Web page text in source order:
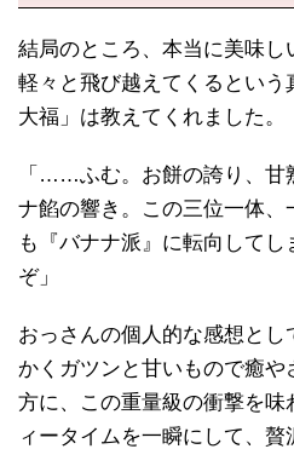
結局のところ、本当に美味し
軽々と飛び越えてくるという
大福」は教えてくれました。
「……ふむ。お餅の誇り、甘
ナ餡の響き。この三位一体、
も『バナナ派』に転向して
ぞ」
おっさんの個人的な感想とし
かくガツンと甘いもので癒や
方に、この重量級の衝撃を味
ィータイムを一瞬にして、